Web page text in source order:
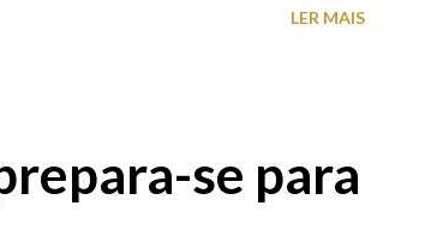
de 2ª a 5ª feira a partir das
LER MAIS
se para